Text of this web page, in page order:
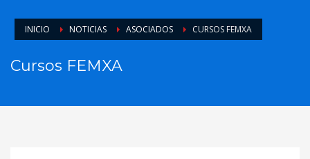
INICIO NOTICIAS ASOCIADOS CURSOS FEMXA
Cursos FEMXA